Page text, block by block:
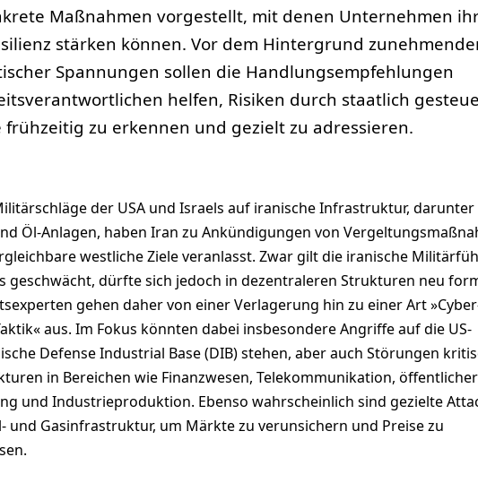
Maßnahmen vorgestellt, mit denen Unternehmen
stärken können. Vor dem Hintergrund
Spannungen sollen die Handlungsempfehlungen
helfen, Risiken durch staatlich
zu erkennen und gezielt zu adressieren.
der USA und Israels auf iranische Infrastruktur, darunter
Öl-Anlagen, haben Iran zu Ankündigungen von
westliche Ziele veranlasst. Zwar gilt die iranische
geschwächt, dürfte sich jedoch in dezentraleren Strukturen neu
gehen daher von einer Verlagerung hin zu einer Art
aus. Im Fokus könnten dabei insbesondere Angriffe auf die US-
Defense Industrial Base (DIB) stehen, aber auch Störungen
in Bereichen wie Finanzwesen, Telekommunikation, öffentlicher
und Industrieproduktion. Ebenso wahrscheinlich sind gezielte
und Gasinfrastruktur, um Märkte zu verunsichern und Preise zu